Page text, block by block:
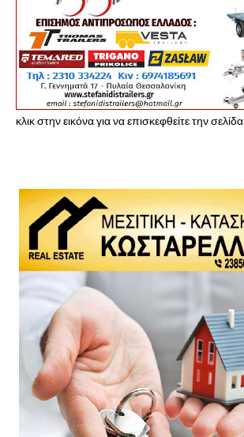
κλικ στην εικόνα για να επισκεφθείτε την σελίδα